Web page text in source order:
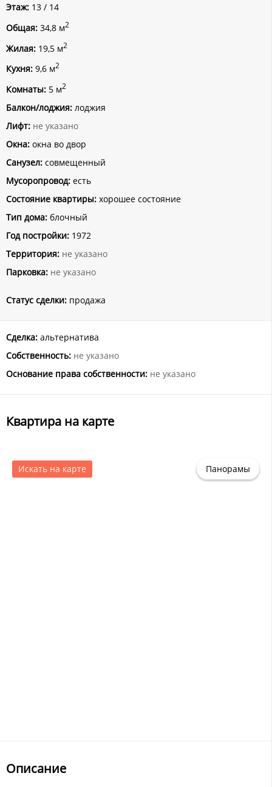
Этаж: 13 / 14
Общая: 34,8 м2
Жилая: 19,5 м2
Кухня: 9,6 м2
Комнаты: 5 м2
Балкон/лоджия: лоджия
Лифт: не указано
Окна: окна во двор
Санузел: совмещенный
Мусоропровод: есть
Состояние квартиры: хорошее состояние
Тип дома: блочный
Год постройки: 1972
Территория: не указано
Парковка: не указано
Статус сделки: продажа
Сделка: альтернатива
Собственность: не указано
Основание права собственности: не указано
Описание
Квартира на карте
Искать на карте Панорамы